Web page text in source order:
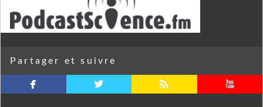
Partager et suivre
facebook twitterbird rss youtube